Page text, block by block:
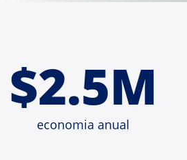
$2.5M
economia anual